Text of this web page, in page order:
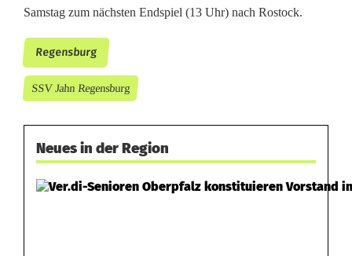
Samstag zum nächsten Endspiel (13 Uhr) nach Rostock.
Regensburg
SSV Jahn Regensburg
Neues in der Region